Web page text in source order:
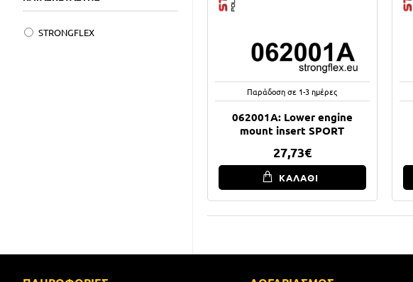
STRONGFLEX
Παράδοση σε 1-3 ημέρες
062001A: Lower engine
mount insert SPORT
27,73€
ΚΑΛΑΘΙ